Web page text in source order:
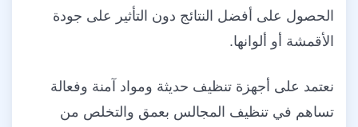
الحصول على أفضل النتائج دون التأثير على جودة
الأقمشة أو ألوانها.
نعتمد على أجهزة تنظيف حديثة ومواد آمنة وفعالة
تساهم في تنظيف المجالس بعمق والتخلص من